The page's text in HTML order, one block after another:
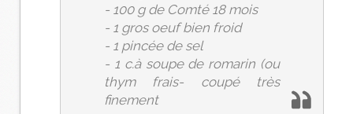
- 100 g de Comté 18 mois
- 1 gros oeuf bien froid
- 1 pincée de sel
- 1 c.à soupe de romarin (ou
thym frais- coupé très
finement